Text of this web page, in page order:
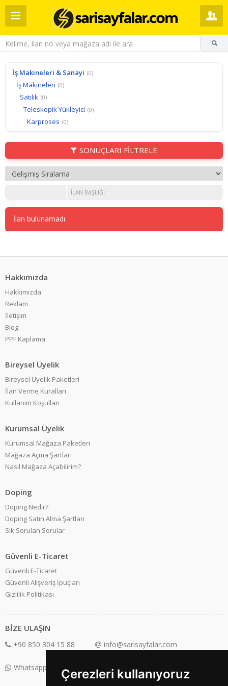
Çerezleri kullanıyoruz
İş Makineleri & Sanayi (0)
İş Makineleri (0)
Satılık (0)
Teleskopik Yükleyici (0)
Karproses (0)
SONUÇLARI FİLTRELE
İLAN BAŞLIĞI
İlan bulunamadı.
Hakkımızda
Hakkımızda
Reklam
İletişim
Blog
PPF Kaplama
Bireysel Üyelik
Bireysel Üyelik Paketleri
İlan Verme Kuralları
Kullanım Koşulları
Kurumsal Üyelik
Kurumsal Mağaza Paketleri
Mağaza Açma Şartları
Nasıl Mağaza Açabilirim?
Doping
Doping Nedir?
Doping Satın Alma Şartları
Sık Sorulan Sorular
Güvenli E-Ticaret
Güvenli E-Ticaret
Güvenli Alışveriş İpuçları
Gizlilik Politikası
BİZE ULAŞIN
+90 850 304 15 88 info@sarisayfalar.com
Whatsapp Destek: +90 850 304 15 88